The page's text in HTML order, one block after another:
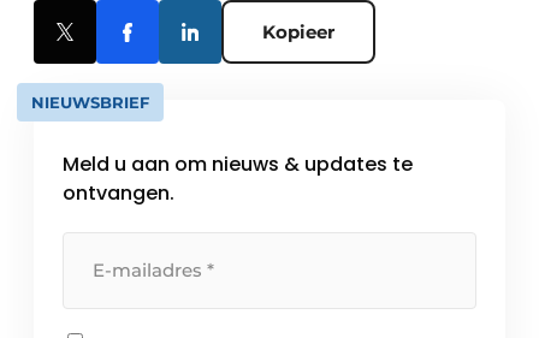
Kopieer
NIEUWSBRIEF
Meld u aan om nieuws & updates te
ontvangen.